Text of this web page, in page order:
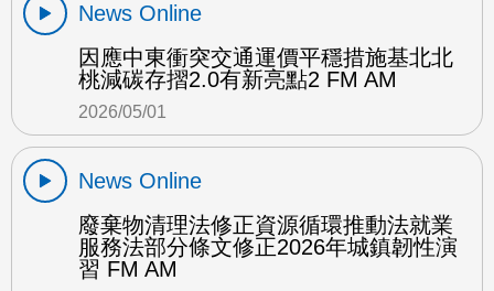
News Online
因應中東衝突交通運價平穩措施基北北
桃減碳存摺2.0有新亮點2 FM AM
2026/05/01
News Online
廢棄物清理法修正資源循環推動法就業
服務法部分條文修正2026年城鎮韌性演
習 FM AM